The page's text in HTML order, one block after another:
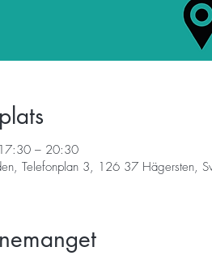
– 20:30
Telefonplan 3, 126 37 Hägersten,